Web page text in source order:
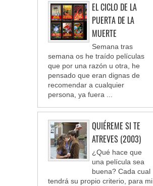
EL CICLO DE LA
PUERTA DE LA
MUERTE
Semana tras
semana os he traído películas
que por una razón u otra, he
pensado que eran dignas de
recomendar a cualquier
persona, ya fuera ...
QUIÉREME SI TE
ATREVES (2003)
¿Qué hace que
una película sea
buena? Cada cual
tendrá su propio criterio, para mi